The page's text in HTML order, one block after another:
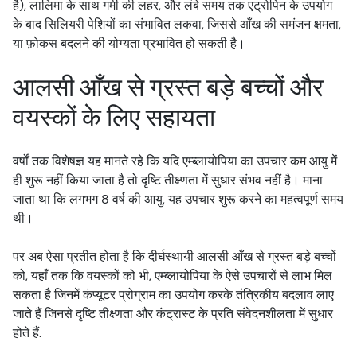
है), लालिमा के साथ गर्मी की लहर, और लंबे समय तक एट्रोपिन के उपयोग
के बाद सिलियरी पेशियों का संभावित लकवा, जिससे आँख की समंजन क्षमता,
या फ़ोकस बदलने की योग्यता प्रभावित हो सकती है।
आलसी आँख से ग्रस्त बड़े बच्चों और
वयस्कों के लिए सहायता
वर्षों तक विशेषज्ञ यह मानते रहे कि यदि एम्ब्लायोपिया का उपचार कम आयु में
ही शुरू नहीं किया जाता है तो दृष्टि तीक्ष्णता में सुधार संभव नहीं है। माना
जाता था कि लगभग 8 वर्ष की आयु, यह उपचार शुरू करने का महत्वपूर्ण समय
थी।
पर अब ऐसा प्रतीत होता है कि दीर्घस्थायी आलसी आँख से ग्रस्त बड़े बच्चों
को, यहाँ तक कि वयस्कों को भी, एम्ब्लायोपिया के ऐसे उपचारों से लाभ मिल
सकता है जिनमें कंप्यूटर प्रोग्राम का उपयोग करके तंत्रिकीय बदलाव लाए
जाते हैं जिनसे दृष्टि तीक्ष्णता और कंट्रास्ट के प्रति संवेदनशीलता में सुधार
होते हैं.